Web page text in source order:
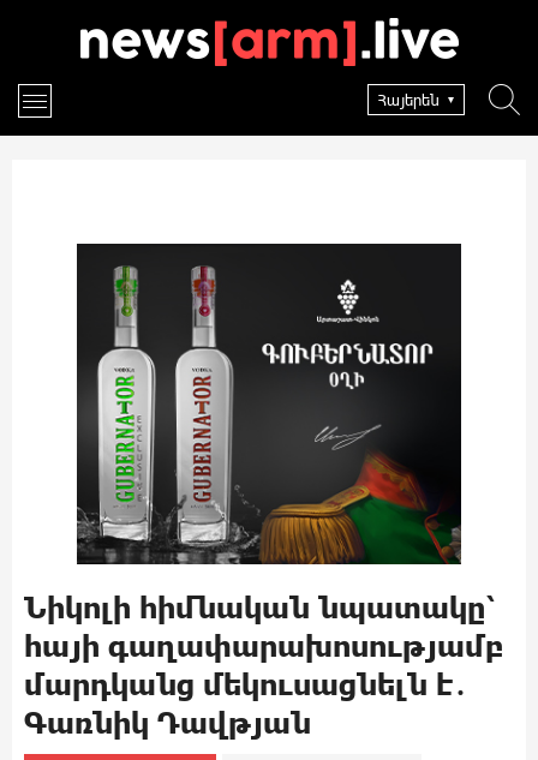
Հայերեն
Նիկոլի հիմնական նպատակը՝
հայի գաղափարախոսությամբ
մարդկանց մեկուսացնելն է․
Գառնիկ Դավթյան